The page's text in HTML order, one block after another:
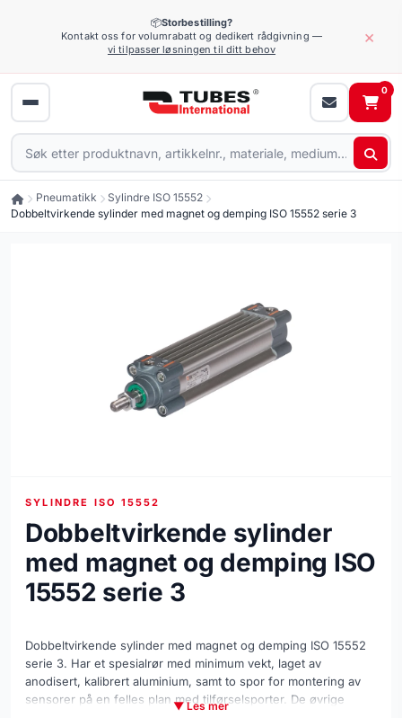
📦Storbestilling?
Kontakt oss for volumrabatt og dedikert rådgivning —
vi tilpasser løsningen til ditt behov
×
0
Pneumatikk
Sylindre ISO 15552
Dobbeltvirkende sylinder med magnet og demping ISO 15552 serie 3
SYLINDRE ISO 15552
Dobbeltvirkende sylinder
med magnet og demping ISO
15552 serie 3
Dobbeltvirkende sylinder med magnet og demping ISO 15552
serie 3. Har et spesialrør med minimum vekt, laget av
anodisert, kalibrert aluminium, samt to spor for montering av
sensorer på en felles plan med tilførselsporter. De øvrige
▼ Les mer